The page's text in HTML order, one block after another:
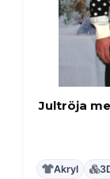
Jultröja
Akryl